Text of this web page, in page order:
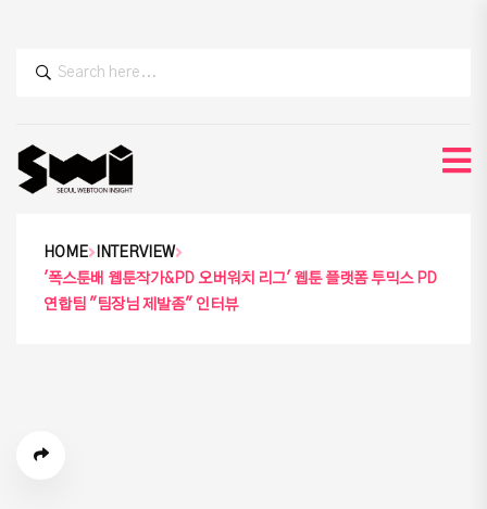
HOME
INTERVIEW
'폭스툰배 웹툰작가&PD 오버워치 리그' 웹툰 플랫폼 투믹스 PD
연합팀 "팀장님 제발좀" 인터뷰